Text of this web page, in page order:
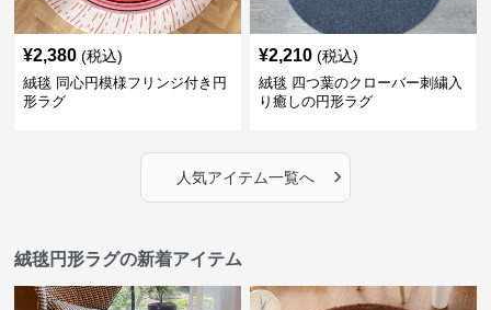
¥2,380 (税込)
絨毯 同心円模様フリンジ付き円
形ラグ
¥2,210 (税込)
絨毯 四つ葉のクローバー刺繍入
り癒しの円形ラグ
人気アイテム一覧へ ›
絨毯円形ラグの新着アイテム